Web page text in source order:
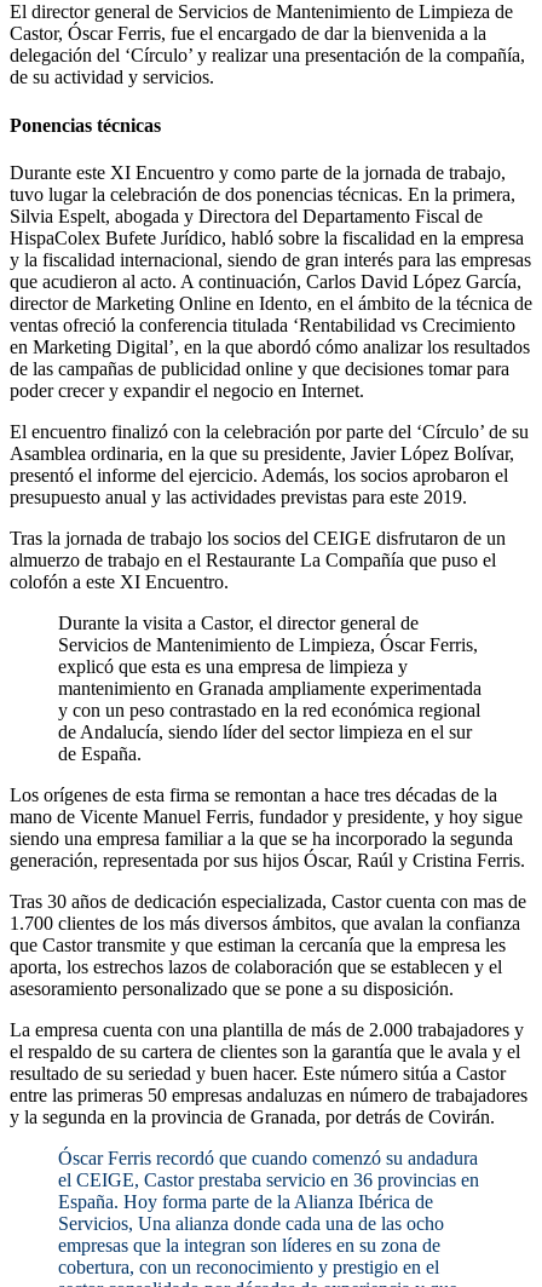
El director general de Servicios de Mantenimiento de Limpieza de
Castor, Óscar Ferris, fue el encargado de dar la bienvenida a la
delegación del ‘Círculo’ y realizar una presentación de la compañía,
de su actividad y servicios.
Ponencias técnicas
Durante este XI Encuentro y como parte de la jornada de trabajo,
tuvo lugar la celebración de dos ponencias técnicas. En la primera,
Silvia Espelt, abogada y Directora del Departamento Fiscal de
HispaColex Bufete Jurídico, habló sobre la fiscalidad en la empresa
y la fiscalidad internacional, siendo de gran interés para las empresas
que acudieron al acto. A continuación, Carlos David López García,
director de Marketing Online en Idento, en el ámbito de la técnica de
ventas ofreció la conferencia titulada ‘Rentabilidad vs Crecimiento
en Marketing Digital’, en la que abordó cómo analizar los resultados
de las campañas de publicidad online y que decisiones tomar para
poder crecer y expandir el negocio en Internet.
El encuentro finalizó con la celebración por parte del ‘Círculo’ de su
Asamblea ordinaria, en la que su presidente, Javier López Bolívar,
presentó el informe del ejercicio. Además, los socios aprobaron el
presupuesto anual y las actividades previstas para este 2019.
Tras la jornada de trabajo los socios del CEIGE disfrutaron de un
almuerzo de trabajo en el Restaurante La Compañía que puso el
colofón a este XI Encuentro.
Durante la visita a Castor, el director general de
Servicios de Mantenimiento de Limpieza, Óscar Ferris,
explicó que esta es una empresa de limpieza y
mantenimiento en Granada ampliamente experimentada
y con un peso contrastado en la red económica regional
de Andalucía, siendo líder del sector limpieza en el sur
de España.
Los orígenes de esta firma se remontan a hace tres décadas de la
mano de Vicente Manuel Ferris, fundador y presidente, y hoy sigue
siendo una empresa familiar a la que se ha incorporado la segunda
generación, representada por sus hijos Óscar, Raúl y Cristina Ferris.
Tras 30 años de dedicación especializada, Castor cuenta con mas de
1.700 clientes de los más diversos ámbitos, que avalan la confianza
que Castor transmite y que estiman la cercanía que la empresa les
aporta, los estrechos lazos de colaboración que se establecen y el
asesoramiento personalizado que se pone a su disposición.
La empresa cuenta con una plantilla de más de 2.000 trabajadores y
el respaldo de su cartera de clientes son la garantía que le avala y el
resultado de su seriedad y buen hacer. Este número sitúa a Castor
entre las primeras 50 empresas andaluzas en número de trabajadores
y la segunda en la provincia de Granada, por detrás de Covirán.
Óscar Ferris recordó que cuando comenzó su andadura
el CEIGE, Castor prestaba servicio en 36 provincias en
España. Hoy forma parte de la Alianza Ibérica de
Servicios, Una alianza donde cada una de las ocho
empresas que la integran son líderes en su zona de
cobertura, con un reconocimiento y prestigio en el